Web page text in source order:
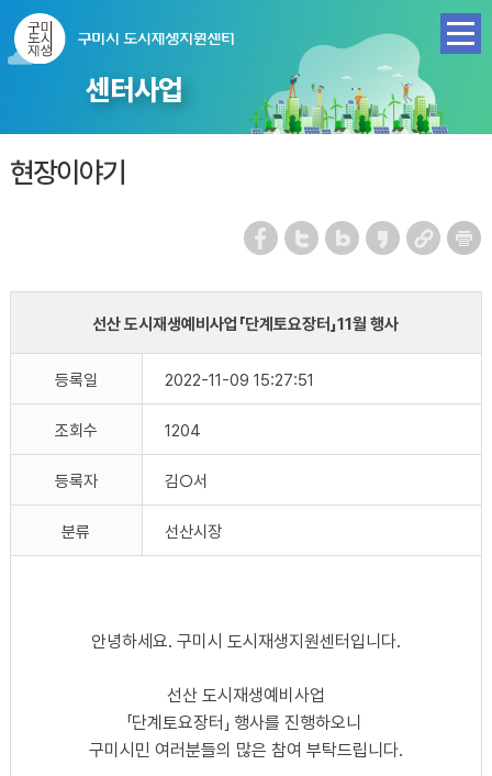
센터사업
현장이야기
선산 도시재생예비사업「단계토요장터」11월 행사
등록일 2022-11-09 15:27:51
조회수 1204
등록자 김○서
분류 선산시장
안녕하세요. 구미시 도시재생지원센터입니다.
선산 도시재생예비사업
「단계토요장터」 행사를 진행하오니
구미시민 여러분들의 많은 참여 부탁드립니다.